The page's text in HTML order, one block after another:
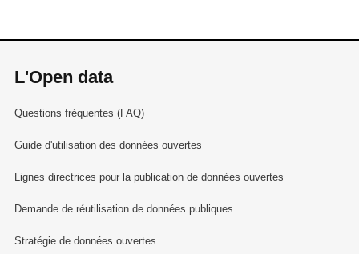
L'Open data
Questions fréquentes (FAQ)
Guide d'utilisation des données ouvertes
Lignes directrices pour la publication de données ouvertes
Demande de réutilisation de données publiques
Stratégie de données ouvertes